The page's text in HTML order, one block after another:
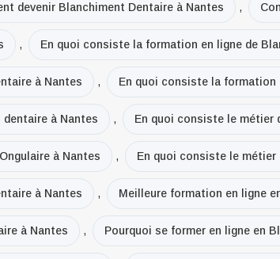
devenir Blanchiment Dentaire à Nantes ,
, En quoi consiste la formation en ligne de
à Nantes , En quoi consiste la formation
à Nantes , En quoi consiste le métier
à Nantes , En quoi consiste le métier
à Nantes , Meilleure formation en ligne
à Nantes , Pourquoi se former en ligne en